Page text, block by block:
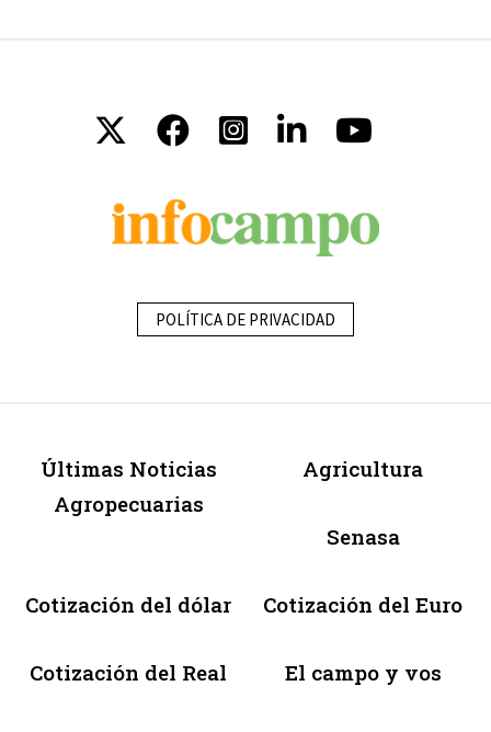
POLÍTICA DE PRIVACIDAD
Últimas Noticias
Agropecuarias
Agricultura
Senasa
Cotización del dólar Cotización del Euro
Cotización del Real El campo y vos